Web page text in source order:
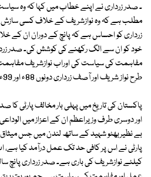
۔ صدر زرداری نے اپنے خطاب میں کہا کہ وہ
مطلب ہے کہ وہ نوازشریف کے خلاف کسی
زرداری کو احساس ہے کہ پانچ کے دوران ان کے
خود کو ان سے الگ رکھنے کی کوشش کی۔ صدر
مفاہمت کی سیاست کی اوراب نوازشریف
طرح نواز شریف اور آصف زرداری دونوں 88ء اور 99ء میں جو کچھ ہوا وہ نہیں بھولے۔
پاکستان کی تاریخ میں پہلی بار مخالف پارٹی
اور دوسری طرف وزیراعظم ان کے اعزاز میں
بے نظیربھٹو شہید کے ساتھ لندن میں جس
پارٹی نے اس پر کافی حد تک عمل درآمد کیا
کیلئے نوازشریف کی باری ہے۔ صدر زرداری پانچ